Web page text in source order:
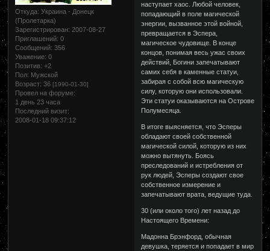
Откуда: Украина - Донецк
(Пролетарка)
Зарегистрирован: 2007-08-27
Приглашений: 0
Сообщений: 356
Уважение: 0
Позитив: +2
Пол: Мужской
Возраст: 36[1990-01-30]
Провел на форуме:
1 день 23 часа
Последний визит:
2008-01-18 09:37:12
наступает хаос. Любой человек,
попадающий в поле магической
энергии, вызванное этой войной,
превращается в Эспера,
магическое чудовище. В конце
концов, понимая весь ужас своих
действий, Богини запечатывают
самих себя в каменные статуи,
забирая с собой всю магическую
силу, которую они использовали.
Эти статуи оказываются на Острове
Полумесяца.
В итоге выясняется, что Эсперы
обладают своей собственной
магической силой, которую из них
можно вытянуть. Боясь
преследований и истребления от
рук людей, Эсперы создают свое
собственное измерение и
запечатывают врата, ведущие туда.
30 (или около того) лет назад до
Настоящего Времени:
Мадонна Брэнфорд, обычная
девушка, теряется и попадает в мир